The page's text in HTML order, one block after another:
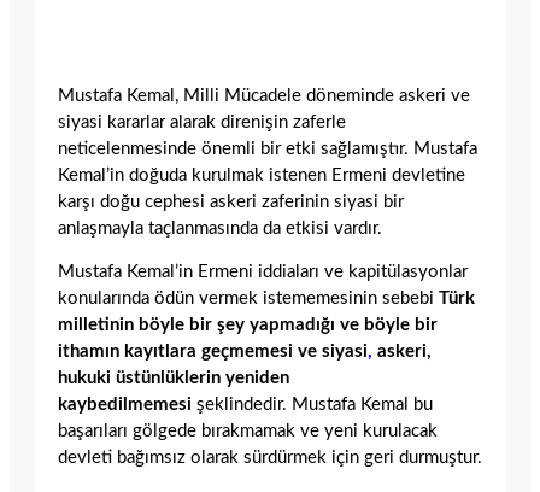
Mustafa Kemal, Milli Mücadele döneminde askeri ve
siyasi kararlar alarak direnişin zaferle
neticelenmesinde önemli bir etki sağlamıştır. Mustafa
Kemal’in doğuda kurulmak istenen Ermeni devletine
karşı doğu cephesi askeri zaferinin siyasi bir
anlaşmayla taçlanmasında da etkisi vardır.
Mustafa Kemal’in Ermeni iddiaları ve kapitülasyonlar
konularında ödün vermek istememesinin sebebi Türk
milletinin böyle bir şey yapmadığı ve böyle bir
ithamın kayıtlara geçmemesi ve siyasi, askeri,
hukuki üstünlüklerin yeniden
kaybedilmemesi şeklindedir. Mustafa Kemal bu
başarıları gölgede bırakmamak ve yeni kurulacak
devleti bağımsız olarak sürdürmek için geri durmuştur.